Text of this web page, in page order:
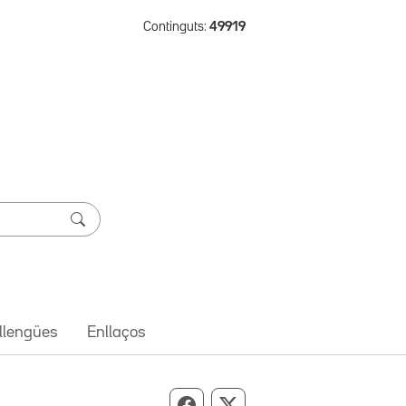
Continguts: 49919
Enllaços